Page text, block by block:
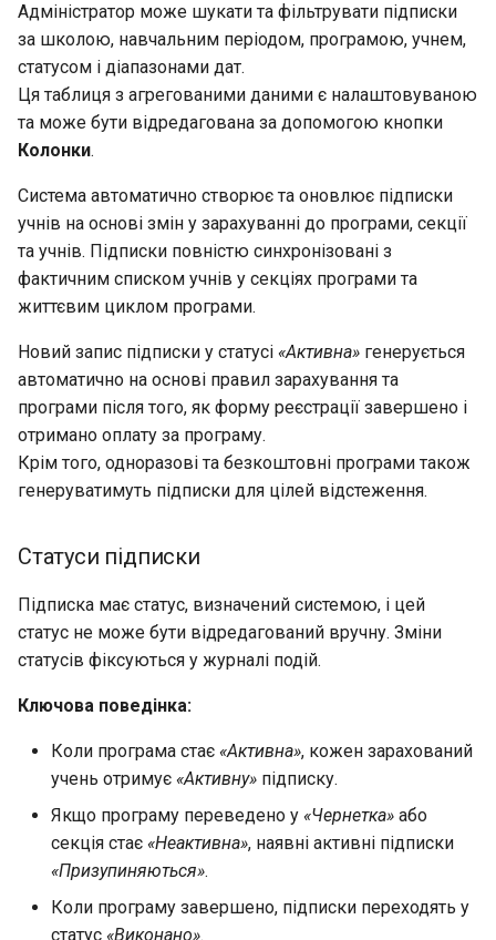
а
о
акаунту
Тип роботи (оцінки)
Кнопка "Експорт"
Кнопка "Zoom-
конференція"
PDF
Виставлення
програмою НУШ
Групи результатів
(виставлення)
Мобільний журнал
Реєстрація вступного
інструктажу
Свідоцтва досягнень
Таблиця руху учнів класу
Облік навчальних
Табелі учнів
Клас: навчальні
Підтвердження запиту
додавання дитини до
Журнал замін уроків
Дашборд
Завантаження запису уроку
Інциденти
Архів
Індивідуальні навчальні
плани
вчителем
Закриття навчального
року
Звіт "Облік бесід з безпеки
життєдіяльності"
Звіт "Реєстрація вступного
інструктажу"
Звіт "Зауваження до
ведення журналу"
Таблиця руху учнів класу
досягнення
Звіт Школа: навч.
досягнення
Конструктор звітів
Мережа класів
Видалення учня з класу
Видалення учня з підгрупи
Повернення відрахованого
або видаленого учня
Переведення учня з однієї
підгрупи в іншу
Як перевести учня в інший
клас
Як додати учня у декілька
класів
Нотатки про учнів
Призначення класного
керівника
Призначення вчителя до
Супершколи
Історія досвіду
Історія накопичення поінтів
Квести
Правила винагород
Сповіщення від Улюбленця
Тригери
Об'єкти
Контейнери
Мітки
підгрупами
Налаштування закладу
освіти перед початком
роботи на платформі
оцінювання
Створення типів оцінок
Імпорт даних
Керування списком
предметів у школі
Мітки
Аудиторії
Шаблони робочих
просторів
Створення користувачем
нового робочого простору
Шкільне харчування
Перенаправлення після
входу в обліковий запис
Управління доступами
адміністрацією закладу
освіти
Таблиці лідерів
Бібліотека учня
Табель
Ігри
Трансляції уроків
Адміністратор може шукати та фільтрувати підписки
за школою, навчальним періодом, програмою, учнем,
статусом і діапазонами дат.
Ця таблиця з агрегованими даними є налаштовуваною
та може бути відредагована за допомогою кнопки
Колонки.
Система автоматично створює та оновлює підписки
учнів на основі змін у зарахуванні до програми, секції
та учнів. Підписки повністю синхронізовані з
фактичним списком учнів у секціях програми та
життєвим циклом програми.
Новий запис підписки у статусі «Активна» генерується
автоматично на основі правил зарахування та
програми після того, як форму реєстрації завершено і
отримано оплату за програму.
Крім того, одноразові та безкоштовні програми також
генеруватимуть підписки для цілей відстеження.
Статуси підписки
Підписка має статус, визначений системою, і цей
статус не може бути відредагований вручну. Зміни
статусів фіксуються у журналі подій.
Ключова поведінка:
Коли програма стає «Активна», кожен зарахований
учень отримує «Активну» підписку.
Якщо програму переведено у «Чернетка» або
секція стає «Неактивна», наявні активні підписки
«Призупиняються».
Коли програму завершено, підписки переходять у
статус «Виконано».